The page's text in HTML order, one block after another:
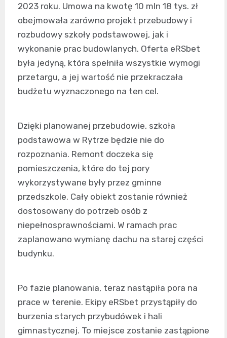
2023 roku. Umowa na kwotę 10 mln 18 tys. zł
obejmowała zarówno projekt przebudowy i
rozbudowy szkoły podstawowej, jak i
wykonanie prac budowlanych. Oferta eRSbet
była jedyną, która spełniła wszystkie wymogi
przetargu, a jej wartość nie przekraczała
budżetu wyznaczonego na ten cel.
Dzięki planowanej przebudowie, szkoła
podstawowa w Rytrze będzie nie do
rozpoznania. Remont doczeka się
pomieszczenia, które do tej pory
wykorzystywane były przez gminne
przedszkole. Cały obiekt zostanie również
dostosowany do potrzeb osób z
niepełnosprawnościami. W ramach prac
zaplanowano wymianę dachu na starej części
budynku.
Po fazie planowania, teraz nastąpiła pora na
prace w terenie. Ekipy eRSbet przystąpiły do
burzenia starych przybudówek i hali
gimnastycznej. To miejsce zostanie zastąpione